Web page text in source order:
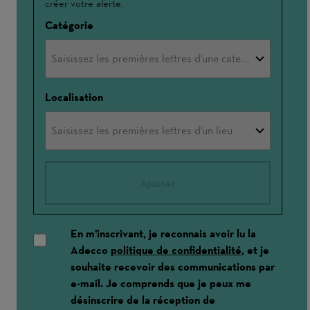
créer votre alerte.
Catégorie
Localisation
En m'inscrivant, je reconnais avoir lu la
Adecco politique de confidentialité, et je
souhaite recevoir des communications par
e-mail. Je comprends que je peux me
désinscrire de la réception de